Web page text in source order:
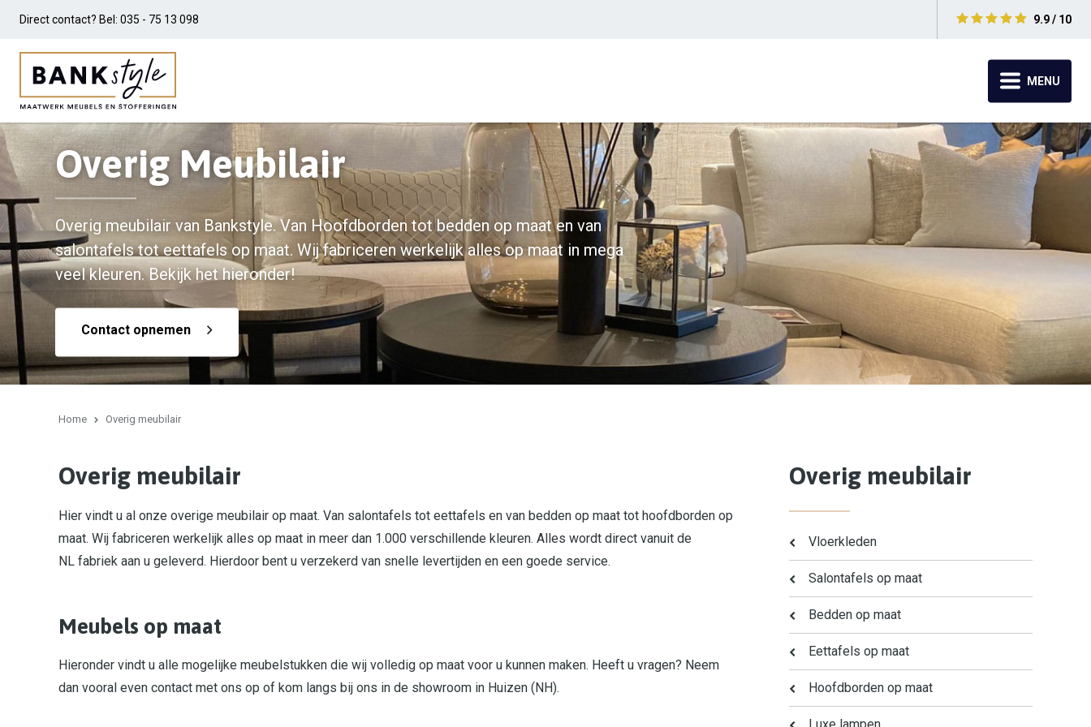
Direct contact? Bel: 035 - 75 13 098 9.9 / 10
MENU
Overig Meubilair
Overig meubilair van Bankstyle. Van Hoofdborden tot bedden op maat en van
salontafels tot eettafels op maat. Wij fabriceren werkelijk alles op maat in mega
veel kleuren. Bekijk het hieronder!
Contact opnemen
Home Overig meubilair
Overig meubilair
Hier vindt u al onze overige meubilair op maat. Van salontafels tot eettafels en van bedden op maat tot hoofdborden op
maat. Wij fabriceren werkelijk alles op maat in meer dan 1.000 verschillende kleuren. Alles wordt direct vanuit de
NL fabriek aan u geleverd. Hierdoor bent u verzekerd van snelle levertijden en een goede service.
Meubels op maat
Hieronder vindt u alle mogelijke meubelstukken die wij volledig op maat voor u kunnen maken. Heeft u vragen? Neem
dan vooral even contact met ons op of kom langs bij ons in de showroom in Huizen (NH).
Overig meubilair
Vloerkleden
Salontafels op maat
Bedden op maat
Eettafels op maat
Hoofdborden op maat